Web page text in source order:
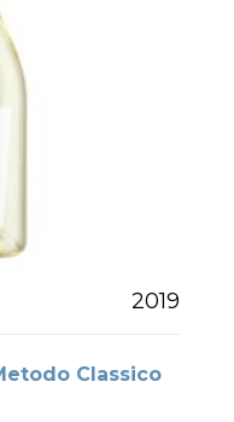
2019
Classico